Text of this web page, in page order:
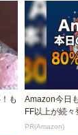
も
Amazon今日
FF以上が続々
PR(Amazon)